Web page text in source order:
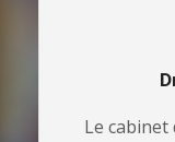
Le cabinet